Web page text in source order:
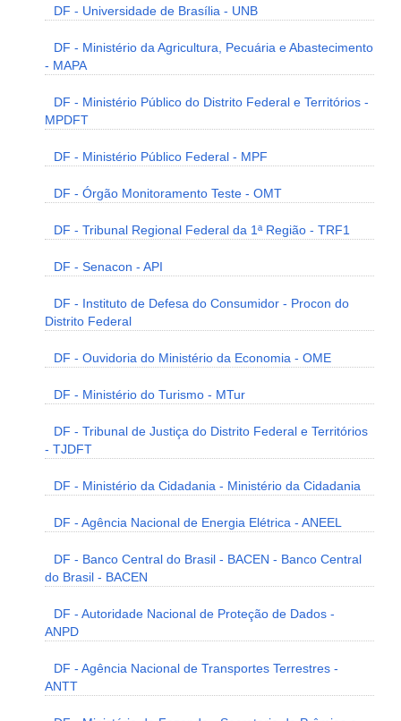
DF - Universidade de Brasília - UNB
DF - Ministério da Agricultura, Pecuária e Abastecimento
- MAPA
DF - Ministério Público do Distrito Federal e Territórios -
MPDFT
DF - Ministério Público Federal - MPF
DF - Órgão Monitoramento Teste - OMT
DF - Tribunal Regional Federal da 1ª Região - TRF1
DF - Senacon - API
DF - Instituto de Defesa do Consumidor - Procon do
Distrito Federal
DF - Ouvidoria do Ministério da Economia - OME
DF - Ministério do Turismo - MTur
DF - Tribunal de Justiça do Distrito Federal e Territórios
- TJDFT
DF - Ministério da Cidadania - Ministério da Cidadania
DF - Agência Nacional de Energia Elétrica - ANEEL
DF - Banco Central do Brasil - BACEN - Banco Central
do Brasil - BACEN
DF - Autoridade Nacional de Proteção de Dados -
ANPD
DF - Agência Nacional de Transportes Terrestres -
ANTT